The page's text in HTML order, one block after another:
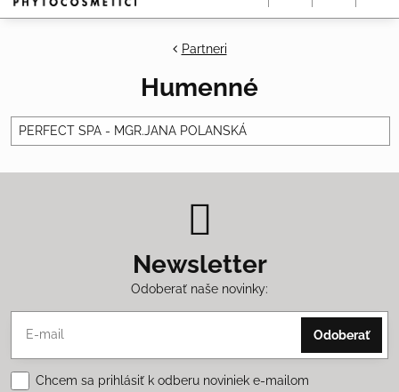
Partneri
Humenné
PERFECT SPA - MGR.JANA POLANSKÁ
Newsletter
Odoberať naše novinky:
Odoberať
Chcem sa prihlásiť k odberu noviniek e-mailom